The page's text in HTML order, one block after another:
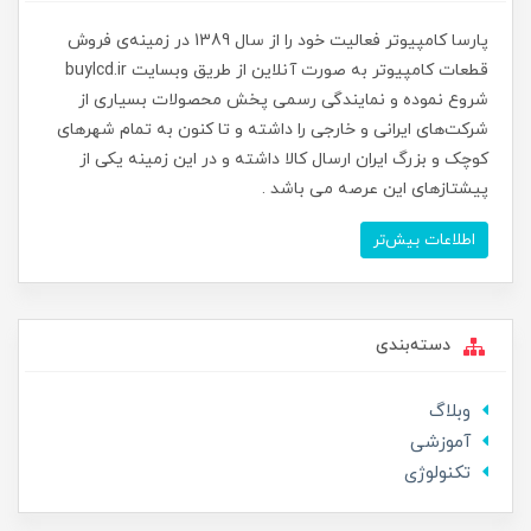
پارسا کامپیوتر فعالیت خود را از سال 1389 در زمینه‌ی فروش
قطعات کامپیوتر به صورت آنلاین از طریق وبسایت buylcd.ir
شروع نموده و نمایندگی رسمی پخش محصولات بسیاری از
شرکت‌های ایرانی و خارجی را داشته و تا کنون به تمام شهرهای
کوچک و بزرگ ایران ارسال کالا داشته و در این زمینه یکی از
پیشتازهای این عرصه می باشد .
اطلاعات بیش‌تر
دسته‌بندی
وبلاگ
آموزشی
تکنولوژی